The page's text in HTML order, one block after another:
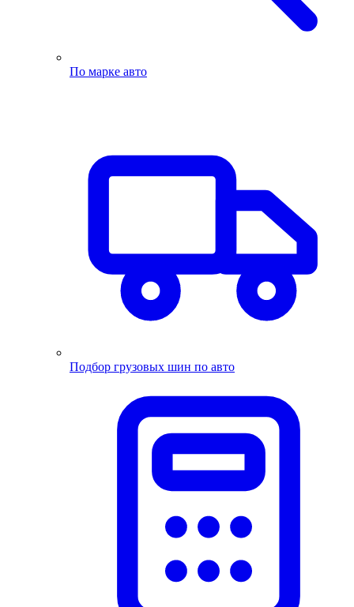
По марке авто
Подбор грузовых шин по авто